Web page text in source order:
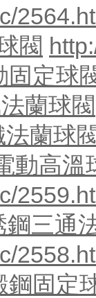
閥
固定球
蘭球閥
蘭球
動高溫
三通
鋼固定